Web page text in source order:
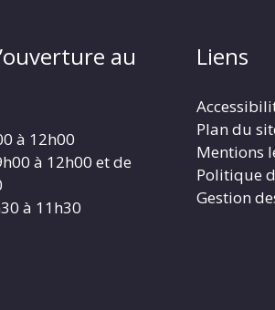
au
à 12h00
à 12h00 et de
à 11h30
Liens
Plan du
Mentions
Politique
Gestion